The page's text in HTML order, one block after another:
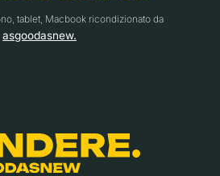
tablet, Macbook ricondizionato da
asgoodasnew.